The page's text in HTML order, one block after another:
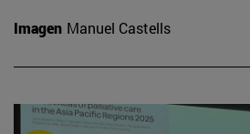
Imagen Manuel Castells